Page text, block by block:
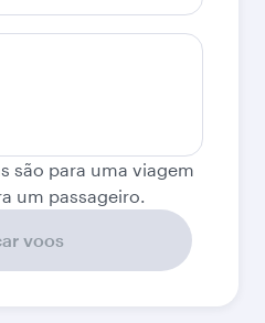
são para uma viagem
um passageiro.
voos